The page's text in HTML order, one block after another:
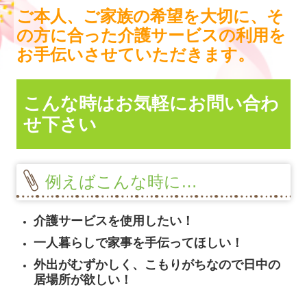
求人情報
ご本人、ご家族の希望を大切に、そ
の方に合った介護サービスの利用を
お手伝いさせていただきます。
こんな時はお気軽にお問い合わ
せ下さい
例えばこんな時に…
介護サービスを使用したい！
一人暮らしで家事を手伝ってほしい！
外出がむずかしく、こもりがちなので日中の
居場所が欲しい！